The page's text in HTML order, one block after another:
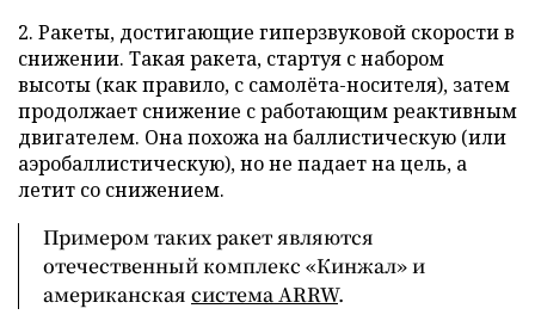
2. Ракеты, достигающие гиперзвуковой скорости в
снижении. Такая ракета, стартуя с набором
высоты (как правило, с самолёта-носителя), затем
продолжает снижение с работающим реактивным
двигателем. Она похожа на баллистическую (или
аэробаллистическую), но не падает на цель, а
летит со снижением.
Примером таких ракет являются
отечественный комплекс «Кинжал» и
американская система ARRW.